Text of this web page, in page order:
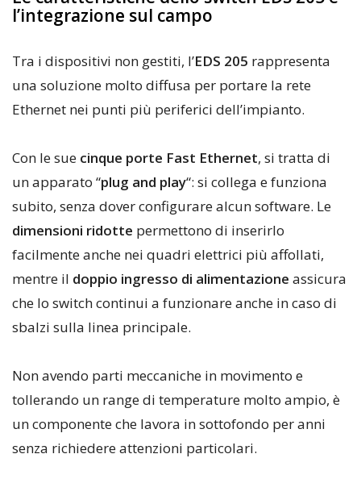
l’integrazione sul campo
Tra i dispositivi non gestiti, l’EDS 205 rappresenta
una soluzione molto diffusa per portare la rete
Ethernet nei punti più periferici dell’impianto.
Con le sue cinque porte Fast Ethernet, si tratta di
un apparato “plug and play“: si collega e funziona
subito, senza dover configurare alcun software. Le
dimensioni ridotte permettono di inserirlo
facilmente anche nei quadri elettrici più affollati,
mentre il doppio ingresso di alimentazione assicura
che lo switch continui a funzionare anche in caso di
sbalzi sulla linea principale.
Non avendo parti meccaniche in movimento e
tollerando un range di temperature molto ampio, è
un componente che lavora in sottofondo per anni
senza richiedere attenzioni particolari.